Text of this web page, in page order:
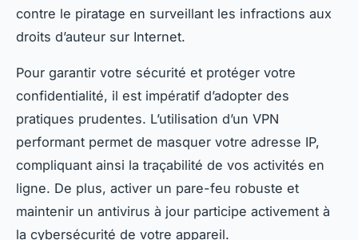
contre le piratage en surveillant les infractions aux
droits d’auteur sur Internet.
Pour garantir votre sécurité et protéger votre
confidentialité, il est impératif d’adopter des
pratiques prudentes. L’utilisation d’un VPN
performant permet de masquer votre adresse IP,
compliquant ainsi la traçabilité de vos activités en
ligne. De plus, activer un pare-feu robuste et
maintenir un antivirus à jour participe activement à
la cybersécurité de votre appareil.